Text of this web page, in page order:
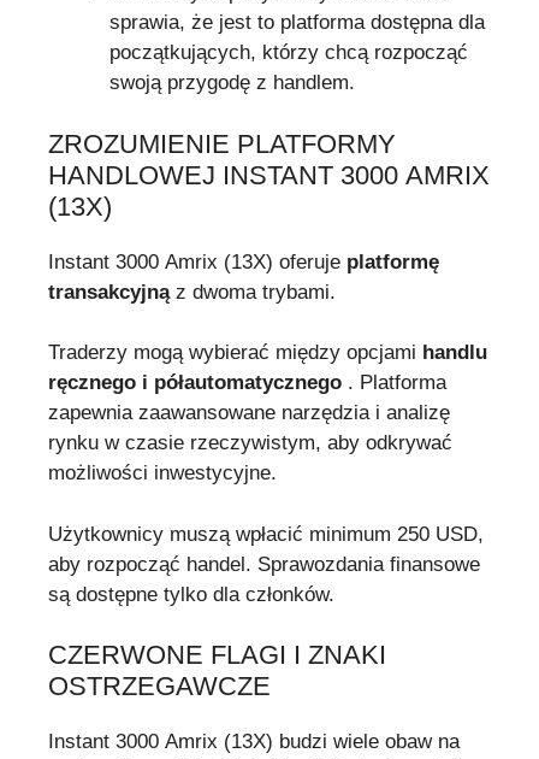
sprawia, że jest to platforma dostępna dla
początkujących, którzy chcą rozpocząć
swoją przygodę z handlem.
ZROZUMIENIE PLATFORMY
HANDLOWEJ INSTANT 3000 AMRIX
(13X)
Instant 3000 Amrix (13X) oferuje platformę
transakcyjnąz dwoma trybami.
Traderzy mogą wybierać między opcjami handlu
ręcznego i półautomatycznego . Platforma
zapewnia zaawansowane narzędzia i analizę
rynku w czasie rzeczywistym, aby odkrywać
możliwości inwestycyjne.
Użytkownicy muszą wpłacić minimum 250 USD,
aby rozpocząć handel. Sprawozdania finansowe
są dostępne tylko dla członków.
CZERWONE FLAGI I ZNAKI
OSTRZEGAWCZE
Instant 3000 Amrix (13X) budzi wiele obaw na